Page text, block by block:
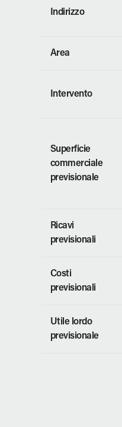
Indirizzo
Area
Intervento
Superficie
commerciale
previsionale
Ricavi
previsionali
Costi
previsionali
Utile lordo
previsionale